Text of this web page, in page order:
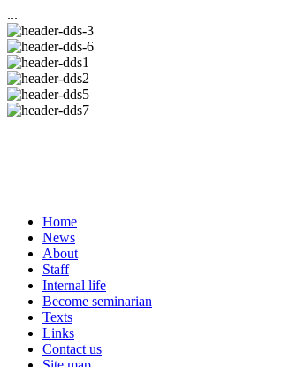
...
Home
News
About
Staff
Internal life
Become seminarian
Texts
Links
Contact us